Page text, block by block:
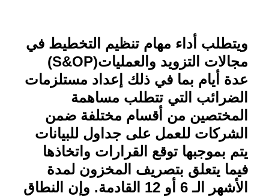
ويتطلب أداء مهام تنظيم التخطيط في
مجالات التزويد والعمليات(S&OP)
عدة أيام بما في ذلك إعداد مستلزمات
الضرائب التي تتطلب مساهمة
المختصين من أقسام مختلفة ضمن
الشركات للعمل على جداول للبيانات
يتم بموجبها توقع القرارات واتخاذها
فيما يتعلق بتصريف المخزون لمدة
الأشهر الـ 6 أو 12 القادمة. وإن النطاق